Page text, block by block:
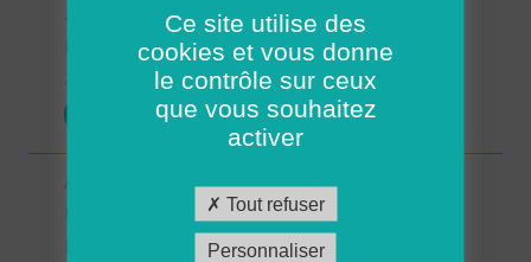
29 - Finistère
Possibilité de CDI ou CDD
29/08/2025
POSTULER
Aide à domicile - CDD Septembre -
Ploudalmézeau, Lampaul-Ploudalmézeau, St
Pabu (H/F)
Ce site utilise des
cookies et vous donne
le contrôle sur ceux
que vous souhaitez
activer
Tout refuser
Personnaliser